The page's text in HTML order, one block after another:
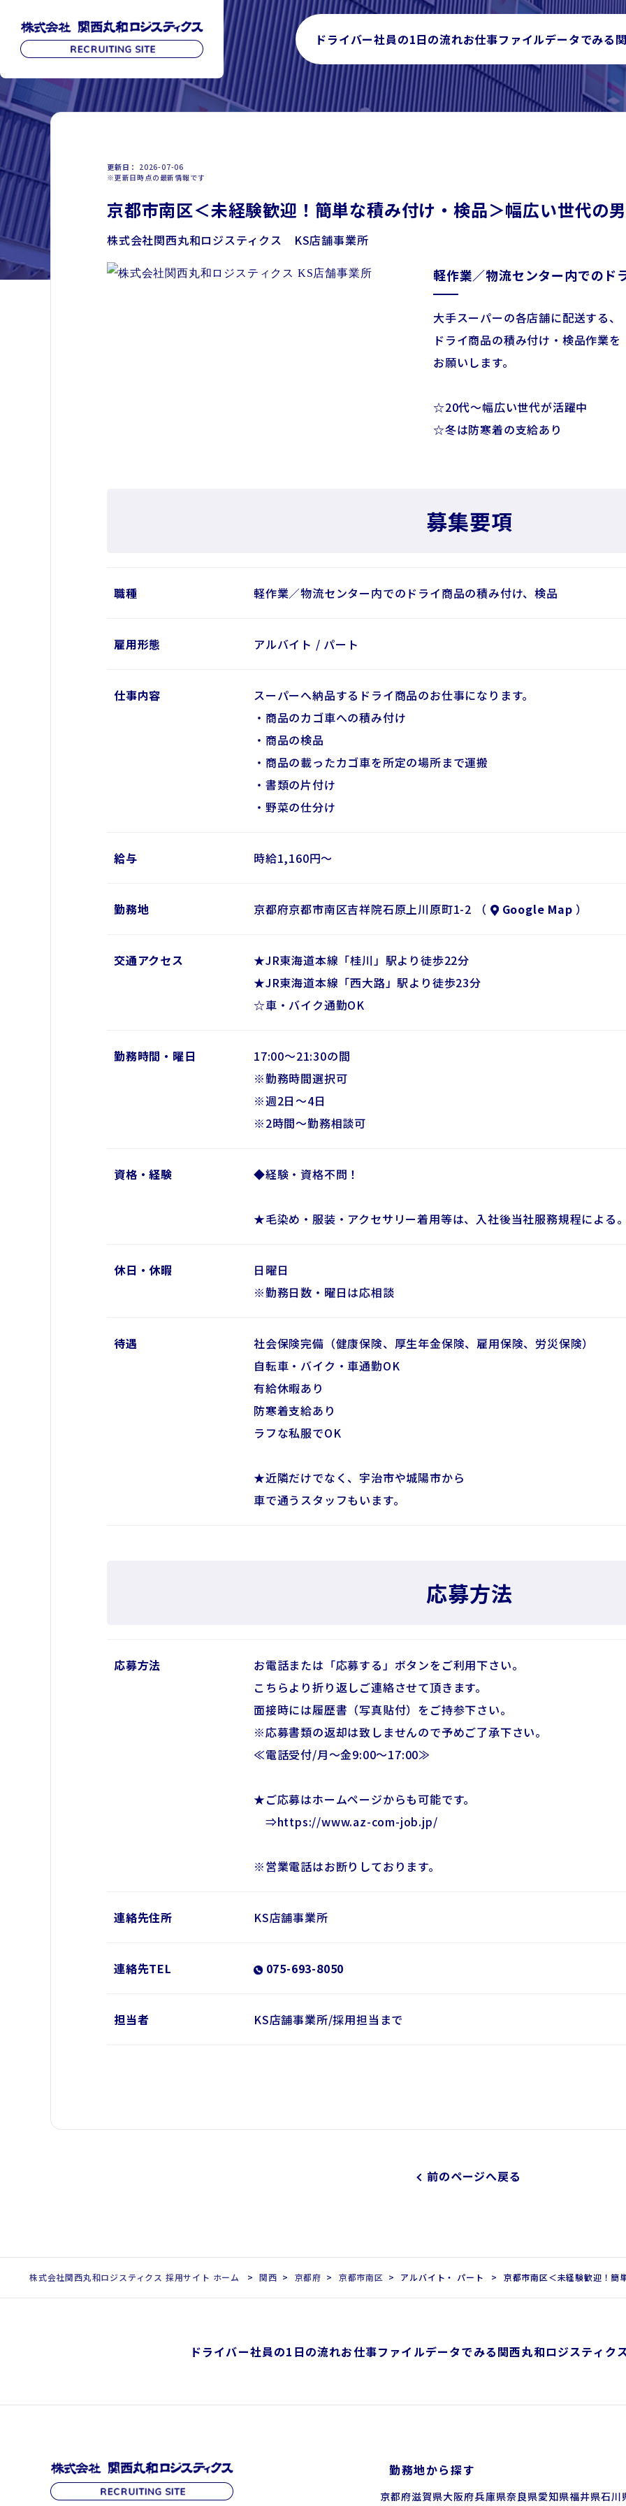
ドライバー社員の1日の流れお仕事ファイルデータでみる
更新日
2026-07-06
※更新日時点の最新情報です
京都市南区＜未経験歓迎！簡単な積み付け・検品＞幅広い世代の
株式会社関西丸和ロジスティクス KS店舗事業所
軽作業／物流センター内でのド
大手スーパーの各店舗に配送する、
ドライ商品の積み付け・検品作業を
お願いします。
☆20代～幅広い世代が活躍中
☆冬は防寒着の支給あり
募集要項
職種 軽作業／物流センター内でのドライ商品の積み付け、検品
雇用形態 アルバイト / パート
仕事内容
スーパーへ納品するドライ商品のお仕事になります。
・商品のカゴ車への積み付け
・商品の検品
・商品の載ったカゴ車を所定の場所まで運搬
・書類の片付け
・野菜の仕分け
給与 時給1,160円～
勤務地 京都府京都市南区吉祥院石原上川原町1-2 （ Google Map ）
交通アクセス
★JR東海道本線「桂川」駅より徒歩22分
★JR東海道本線「西大路」駅より徒歩23分
☆車・バイク通勤OK
勤務時間・曜日
17:00～21:30の間
※勤務時間選択可
※週2日～4日
※2時間～勤務相談可
資格・経験 ◆経験・資格不問！
★毛染め・服装・アクセサリー着用等は、入社後当社服務規程による
休日・休暇
日曜日
※勤務日数・曜日は応相談
待遇
社会保険完備（健康保険、厚生年金保険、雇用保険、労災保険）
自転車・バイク・車通勤OK
有給休暇あり
防寒着支給あり
ラフな私服でOK
★近隣だけでなく、宇治市や城陽市から
車で通うスタッフもいます。
応募方法
応募方法
お電話または「応募する」ボタンをご利用下さい。
こちらより折り返しご連絡させて頂きます。
面接時には履歴書（写真貼付）をご持参下さい。
※応募書類の返却は致しませんので予めご了承下さい。
≪電話受付/月～金9:00～17:00≫
★ご応募はホームページからも可能です。
⇒https://www.az-com-job.jp/
※営業電話はお断りしております。
連絡先住所 KS店舗事業所
連絡先TEL 075-693-8050
担当者 KS店舗事業所/採用担当まで
前のページへ戻る
株式会社関西丸和ロジスティクス 採用サイト ホーム 関西 京都府 京都市南区 アルバイト・ パート 京都市南区＜未経験歓迎！簡
ドライバー社員の1日の流れお仕事ファイルデータでみる関西丸和ロジスティク
勤務地から探す
京都府滋賀県大阪府兵庫県奈良県愛知県福井県石川